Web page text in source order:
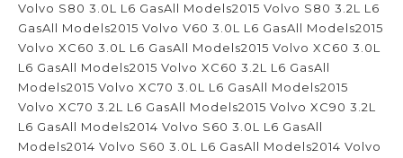
Volvo S80 3.0L L6 GasAll Models2015 Volvo S80 3.2L L6
GasAll Models2015 Volvo V60 3.0L L6 GasAll Models2015
Volvo XC60 3.0L L6 GasAll Models2015 Volvo XC60 3.0L
L6 GasAll Models2015 Volvo XC60 3.2L L6 GasAll
Models2015 Volvo XC70 3.0L L6 GasAll Models2015
Volvo XC70 3.2L L6 GasAll Models2015 Volvo XC90 3.2L
L6 GasAll Models2014 Volvo S60 3.0L L6 GasAll
Models2014 Volvo S60 3.0L L6 GasAll Models2014 Volvo